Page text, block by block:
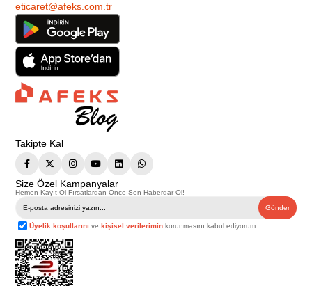
eticaret@afeks.com.tr
Takipte Kal
Size Özel Kampanyalar
Hemen Kayıt Ol Fırsatlardan Önce Sen Haberdar Ol!
Gönder
Üyelik koşullarını vekişisel verilerimin korunmasını kabul ediyorum.